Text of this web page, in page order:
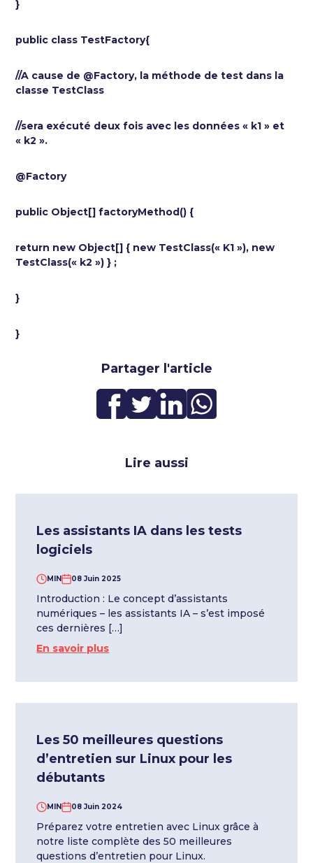
Partager l'article
}
public class TestFactory{
//A cause de @Factory, la méthode de test dans la
classe TestClass
//sera exécuté deux fois avec les données « k1 » et
« k2 ».
@Factory
public Object[] factoryMethod() {
return new Object[] { new TestClass(« K1 »), new
TestClass(« k2 ») } ;
}
}
Lire aussi
Les assistants IA dans les tests
logiciels
MIN 08 Juin 2025
Introduction : Le concept d’assistants
numériques – les assistants IA – s’est imposé
ces dernières […]
En savoir plus
Les 50 meilleures questions
d’entretien sur Linux pour les
débutants
MIN 08 Juin 2024
Préparez votre entretien avec Linux grâce à
notre liste complète des 50 meilleures
questions d’entretien pour Linux.